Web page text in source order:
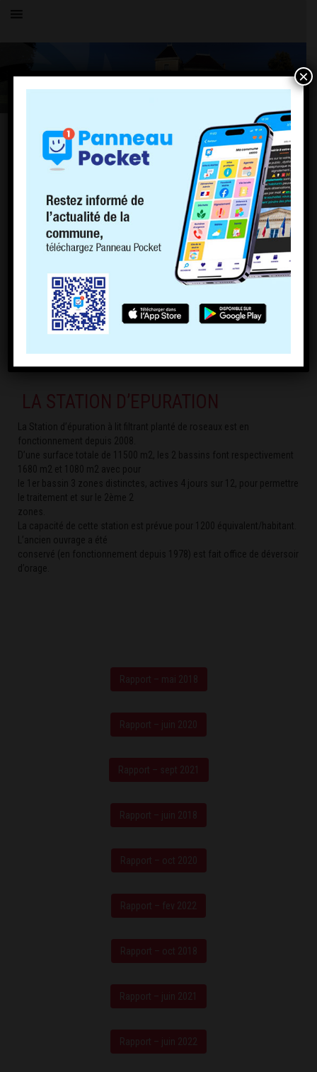
GESTION DE L’EAU
La commune de Charnoz sur Ain est en charge directement de la
distribution de l’eau potable et des
traitements en eaux usées.Pour
tout renseignement, demande de raccordement, il convient de
contacter le secrétariat de
mairie.
Règlement du service de distribution d’eau
Contrat d’abonnement 2024
LA STATION D’EPURATION
La Station d’épuration à lit filtrant planté de roseaux est en
fonctionnement depuis 2008.
D’une surface totale de 11500 m2, les 2 bassins font respectivement
1680 m2 et 1080 m2 avec pour
le 1er bassin 3 zones distinctes, actives 4 jours sur 12, pour permettre
le traitement et sur le 2ème 2
zones.
La capacité de cette station est prévue pour 1200 équivalent/habitant.
L’ancien ouvrage a été
conservé (en fonctionnement depuis 1978) est fait office de déversoir
d’orage.
Rapport – mai 2018
Rapport – juin 2020
Rapport – sept 2021
Rapport – juin 2018
Rapport – oct 2020
Rapport – fev 2022
Rapport – oct 2018
Rapport – juin 2021
Rapport – juin 2022
×